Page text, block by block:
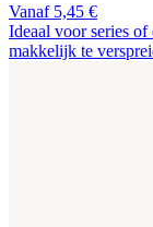
Vanaf 5,45 €
Ideaal voor series
makkelijk te